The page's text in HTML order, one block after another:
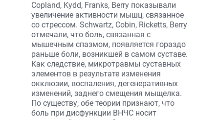
Copland, Kydd, Franks, Berry показывали
увеличение активности мышц, связанное
со стрессом. Schwartz, Cobin, Ricketts, Berry
отмечали, что боль, связанная с
мышечным спазмом, появляется гораздо
раньше боли, возникшей в самом суставе.
Как следствие, микротравмы суставных
элементов в результате изменения
окклюзии, воспаления, дегенеративных
изменений, заднего смещения мыщелка.
По существу, обе теории признают, что
боль при дисфункции ВНЧС носит